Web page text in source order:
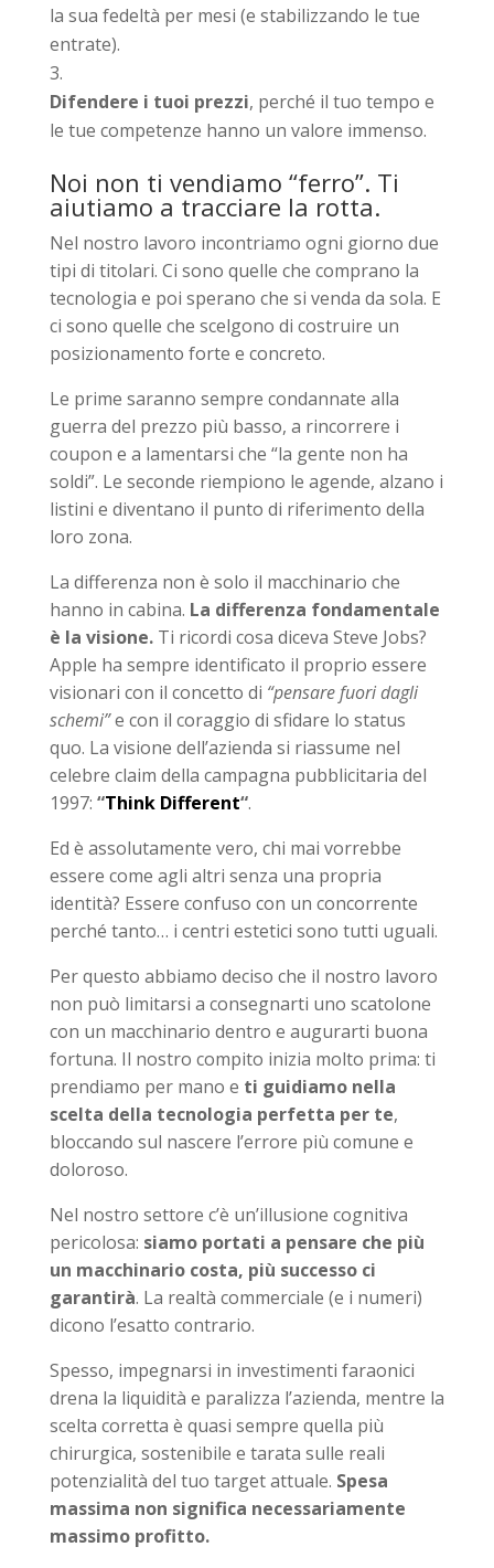
la sua fedeltà per mesi (e stabilizzando le tue
entrate).
Difendere i tuoi prezzi, perché il tuo tempo e
le tue competenze hanno un valore immenso.
Noi non ti vendiamo “ferro”. Ti
aiutiamo a tracciare la rotta.
Nel nostro lavoro incontriamo ogni giorno due
tipi di titolari. Ci sono quelle che comprano la
tecnologia e poi sperano che si venda da sola. E
ci sono quelle che scelgono di costruire un
posizionamento forte e concreto.
Le prime saranno sempre condannate alla
guerra del prezzo più basso, a rincorrere i
coupon e a lamentarsi che “la gente non ha
soldi”. Le seconde riempiono le agende, alzano i
listini e diventano il punto di riferimento della
loro zona.
La differenza non è solo il macchinario che
hanno in cabina. La differenza fondamentale
è la visione.Ti ricordi cosa diceva Steve Jobs?
Apple ha sempre identificato il proprio essere
visionari con il concetto di “pensare fuori dagli
schemi”e con il coraggio di sfidare lo status
quo. La visione dell’azienda si riassume nel
celebre claim della campagna pubblicitaria del
1997: “Think Different“.
Ed è assolutamente vero, chi mai vorrebbe
essere come agli altri senza una propria
identità? Essere confuso con un concorrente
perché tanto… i centri estetici sono tutti uguali.
Per questo abbiamo deciso che il nostro lavoro
non può limitarsi a consegnarti uno scatolone
con un macchinario dentro e augurarti buona
fortuna. Il nostro compito inizia molto prima: ti
prendiamo per mano e ti guidiamo nella
scelta della tecnologia perfetta per te,
bloccando sul nascere l’errore più comune e
doloroso.
Nel nostro settore c’è un’illusione cognitiva
pericolosa: siamo portati a pensare che più
un macchinario costa, più successo ci
garantirà. La realtà commerciale (e i numeri)
dicono l’esatto contrario.
Spesso, impegnarsi in investimenti faraonici
drena la liquidità e paralizza l’azienda, mentre la
scelta corretta è quasi sempre quella più
chirurgica, sostenibile e tarata sulle reali
potenzialità del tuo target attuale. Spesa
massima non significa necessariamente
massimo profitto.